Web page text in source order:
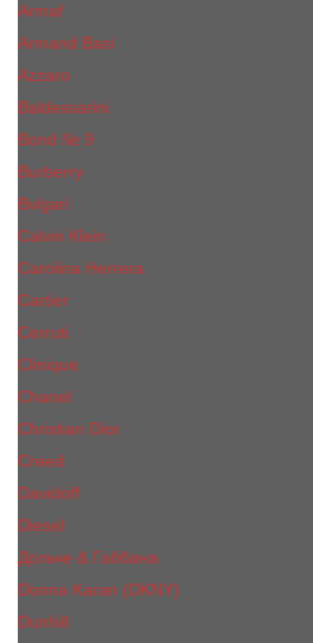
Armaf
Armand Basi
Azzaro
Baldessarini
Bond № 9
Burberry
Bvlgari
Calvin Klein
Carolina Herrera
Cartier
Cerruti
Сliniquе
Chanel
Christian Dior
Creed
Davidoff
Diesel
Дольче & Габбана
Donna Karan (DKNY)
Dunhill